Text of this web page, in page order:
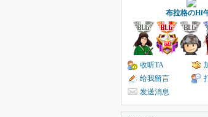
布拉格のHf
收听TA
给我留言
发送消息